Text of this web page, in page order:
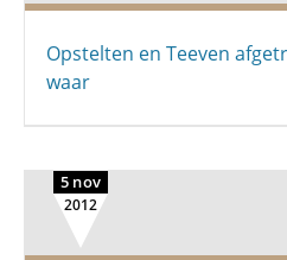
Opstelten en Teeven
waar
5 nov
2012